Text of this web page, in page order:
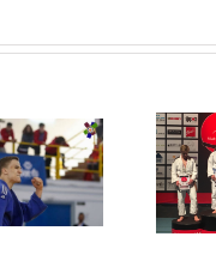
Martin Ivanka
vyházel sever
Evropy!